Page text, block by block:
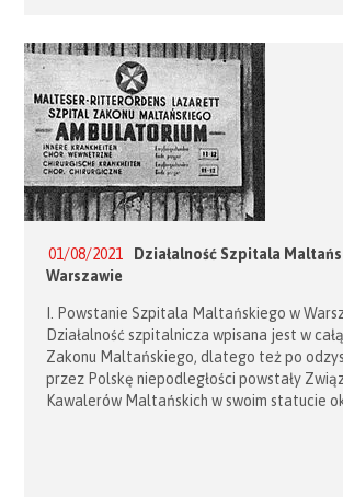
Informacja ukazała się w internetowym
wa oraz na portalu Archidiecezji
https://warszawa.wyborcza.pl/warszawa/
7,falszywy-zakon-wyludza-datki-ma-
warszawa.html#s=BoxWyboImg1
https://archwwa.pl/wiadomosci/konsulta-
meskich-przestrzega-przed-falszywym-
wyludza-datki-i-nielegalnie-zezwala-na-
obcokrajowcow/ więcej : […]
01/08/2021
Działalność Szpitala
Warszawie
I. Powstanie Szpitala Maltańskiego w
Działalność szpitalnicza wpisana jest w
Zakonu Maltańskiego, dlatego też po
przez Polskę niepodległości powstały
Kawalerów Maltańskich w swoim statucie